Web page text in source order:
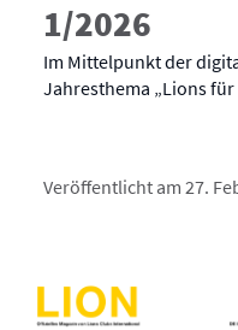
1/2026
Im Mittelpunkt der
Jahresthema „Lions für
Veröffentlicht am 27.